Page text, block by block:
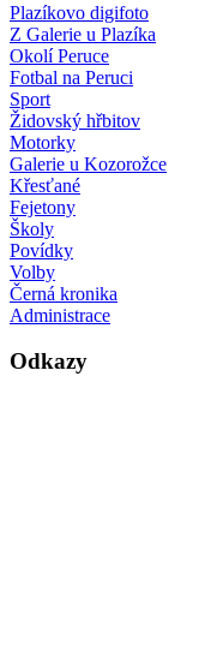
Plazíkovo digifoto
Z Galerie u Plazíka
Okolí Peruce
Fotbal na Peruci
Sport
Židovský hřbitov
Motorky
Galerie u Kozorožce
Křesťané
Fejetony
Školy
Povídky
Volby
Černá kronika
Administrace
Odkazy